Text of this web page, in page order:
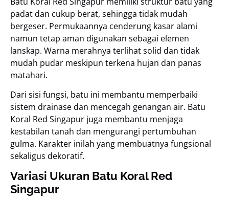
padat dan cukup berat, sehingga tidak mudah
bergeser. Permukaannya cenderung kasar alami
namun tetap aman digunakan sebagai elemen
lanskap. Warna merahnya terlihat solid dan tidak
mudah pudar meskipun terkena hujan dan panas
matahari.
Dari sisi fungsi, batu ini membantu memperbaiki
sistem drainase dan mencegah genangan air. Batu
Koral Red Singapur juga membantu menjaga
kestabilan tanah dan mengurangi pertumbuhan
gulma. Karakter inilah yang membuatnya fungsional
sekaligus dekoratif.
Variasi Ukuran Batu Koral Red
Singapur